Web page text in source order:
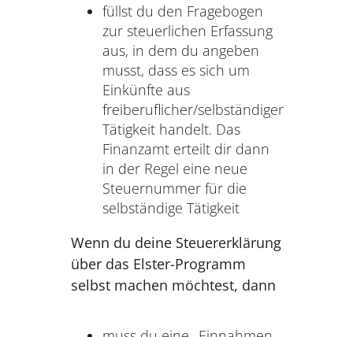
füllst du den Fragebogen
zur steuerlichen Erfassung
aus, in dem du angeben
musst, dass es sich um
Einkünfte aus
freiberuflicher/selbständiger
Tätigkeit handelt. Das
Finanzamt erteilt dir dann
in der Regel eine neue
Steuernummer für die
selbständige Tätigkeit
Wenn du deine Steuererklärung
über das Elster-Programm
selbst machen möchtest, dann